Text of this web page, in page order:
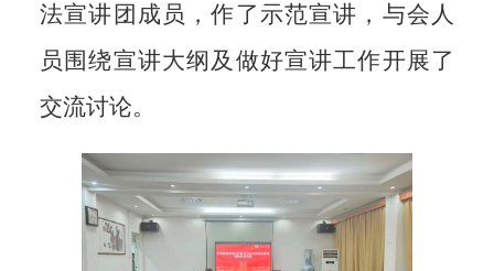
法宣讲团成员，作了示范宣讲，与会人
员围绕宣讲大纲及做好宣讲工作开展了
交流讨论。